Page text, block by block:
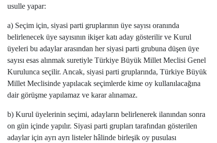
usulle yapar:
a) Seçim için, siyasi parti gruplarının üye sayısı oranında
belirlenecek üye sayısının ikişer katı aday gösterilir ve Kurul
üyeleri bu adaylar arasından her siyasi parti grubuna düşen üye
sayısı esas alınmak suretiyle Türkiye Büyük Millet Meclisi Genel
Kurulunca seçilir. Ancak, siyasi parti gruplarında, Türkiye Büyük
Millet Meclisinde yapılacak seçimlerde kime oy kullanılacağına
dair görüşme yapılamaz ve karar alınamaz.
b) Kurul üyelerinin seçimi, adayların belirlenerek ilanından sonra
on gün içinde yapılır. Siyasi parti grupları tarafından gösterilen
adaylar için ayrı ayrı listeler hâlinde birleşik oy pusulası